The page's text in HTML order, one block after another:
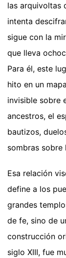
las arquivoltas
intenta
sigue con la
que lleva
Para él, este
hito en un
invisible sobre
ancestros, el
bautizos,
sombras sobre
Esa relación
define a los
grandes
de fe, sino de
construcción
siglo XIII, fue